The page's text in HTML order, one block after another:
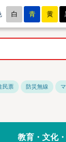
白 青 黄
民票 防災無線
教育・文化